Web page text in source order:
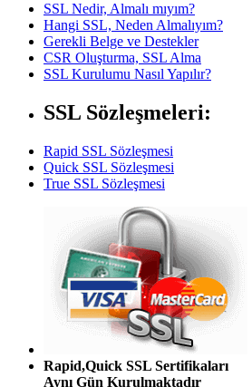
SSL Nedir, Almalı mıyım?
Hangi SSL, Neden Almalıyım?
Gerekli Belge ve Destekler
CSR Oluşturma, SSL Alma
SSL Kurulumu Nasıl Yapılır?
SSL Sözleşmeleri:
Rapid SSL Sözleşmesi
Quick SSL Sözleşmesi
True SSL Sözleşmesi
Rapid,Quick SSL Sertifikaları
Aynı Gün Kurulmaktadır